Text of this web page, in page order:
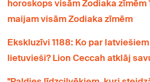
horoskops visām Zodiaka zīmēm
maijam visām Zodiaka zīmēm
Ekskluzīvi 1188: Ko par
lietuvieši? Lion Ceccah atklāj